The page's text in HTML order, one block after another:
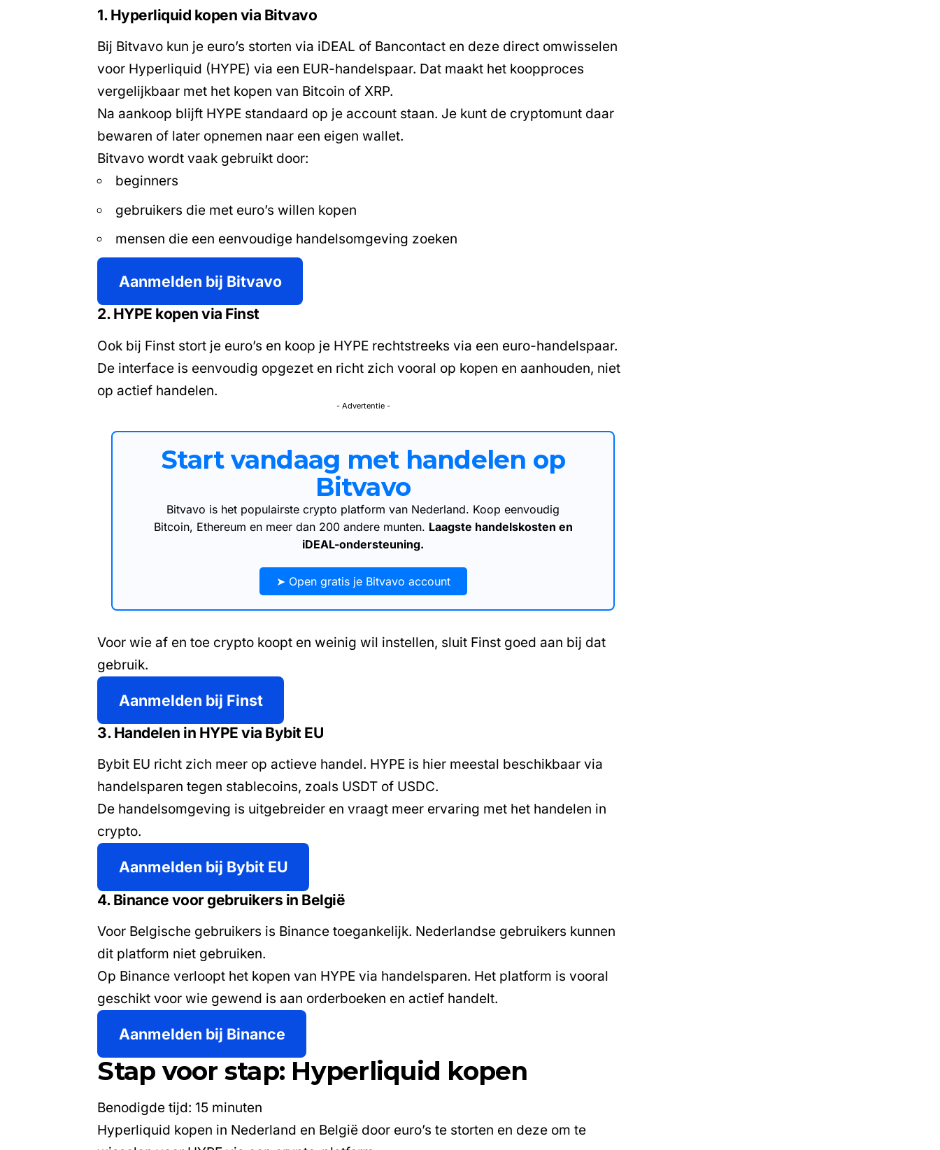
1. Hyperliquid kopen via Bitvavo
Bij Bitvavo kun je euro’s storten via iDEAL of Bancontact en deze direct omwisselen
voor Hyperliquid (HYPE) via een EUR-handelspaar. Dat maakt het koopproces
vergelijkbaar met het kopen van Bitcoin of XRP.
Na aankoop blijft HYPE standaard op je account staan. Je kunt de cryptomunt daar
bewaren of later opnemen naar een eigen wallet.
Bitvavo wordt vaak gebruikt door:
beginners
gebruikers die met euro’s willen kopen
mensen die een eenvoudige handelsomgeving zoeken
Aanmelden bij Bitvavo
2. HYPE kopen via Finst
Ook bij Finst stort je euro’s en koop je HYPE rechtstreeks via een euro-handelspaar.
De interface is eenvoudig opgezet en richt zich vooral op kopen en aanhouden, niet
op actief handelen.
- Advertentie -
Start vandaag met handelen op
Bitvavo
Bitvavo is het populairste crypto platform van Nederland. Koop eenvoudig
Bitcoin, Ethereum en meer dan 200 andere munten. Laagste handelskosten en
iDEAL-ondersteuning.
➤ Open gratis je Bitvavo account
Voor wie af en toe crypto koopt en weinig wil instellen, sluit Finst goed aan bij dat
gebruik.
Aanmelden bij Finst
3. Handelen in HYPE via Bybit EU
Bybit EU richt zich meer op actieve handel. HYPE is hier meestal beschikbaar via
handelsparen tegen stablecoins, zoals USDT of USDC.
De handelsomgeving is uitgebreider en vraagt meer ervaring met het handelen in
crypto.
Aanmelden bij Bybit EU
4. Binance voor gebruikers in België
Voor Belgische gebruikers is Binance toegankelijk. Nederlandse gebruikers kunnen
dit platform niet gebruiken.
Op Binance verloopt het kopen van HYPE via handelsparen. Het platform is vooral
geschikt voor wie gewend is aan orderboeken en actief handelt.
Aanmelden bij Binance
Stap voor stap: Hyperliquid kopen
Benodigde tijd:15 minuten
Hyperliquid kopen in Nederland en België door euro’s te storten en deze om te